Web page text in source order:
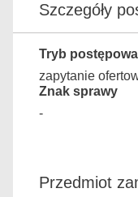
Szczegóły
Tryb
zapytanie
Znak sprawy
-
Przedmiot